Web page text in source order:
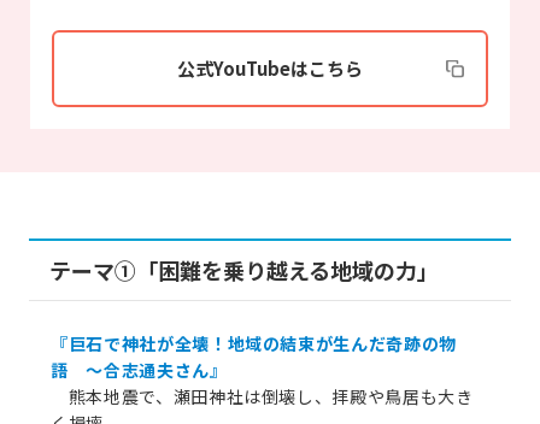
公式YouTubeはこちら
テーマ①「困難を乗り越える地域の力」
『巨石で神社が全壊！地域の結束が生んだ奇跡の物
語 ～合志通夫さん』
熊本地震で、瀬田神社は倒壊し、拝殿や鳥居も大き